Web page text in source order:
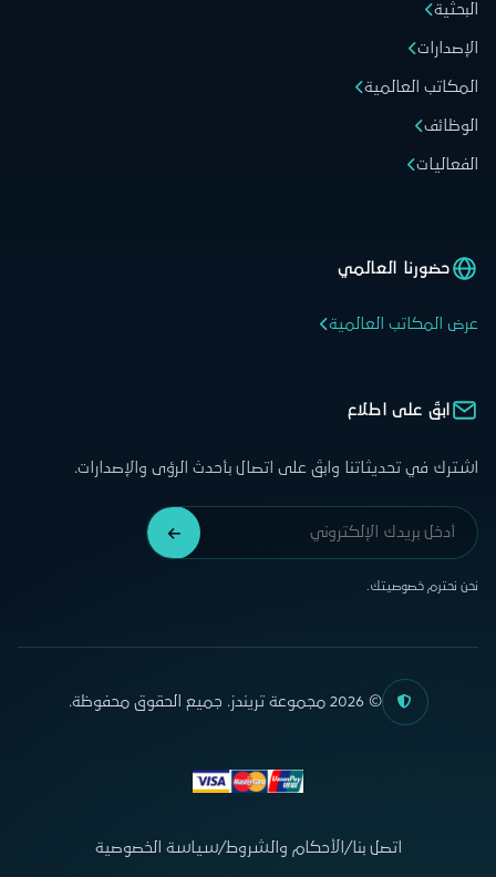
البحثية
الإصدارات
المكاتب العالمية
الوظائف
الفعاليات
حضورنا العالمي
عرض المكاتب العالمية
ابقَ على اطلاع
اشترك في تحديثاتنا وابقَ على اتصال بأحدث الرؤى والإصدارات.
نحن نحترم خصوصيتك.
© 2026 مجموعة تريندز. جميع الحقوق محفوظة.
اتصل بنا/ الأحكام والشروط/سياسة الخصوصية